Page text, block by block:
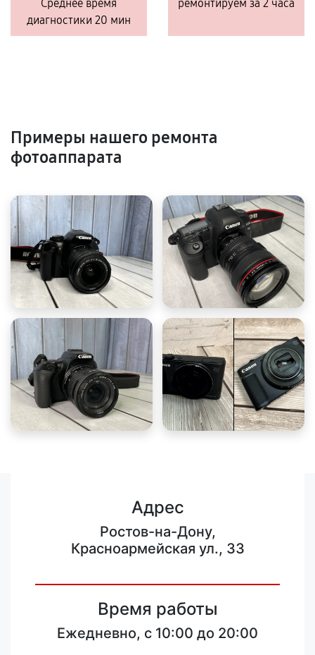
Среднее время
диагностики 20 мин
ремонтируем за 2 часа
Примеры нашего ремонта
фотоаппарата
Адрес
Ростов-на-Дону,
Красноармейская ул., 33
Время работы
Ежедневно, с 10:00 до 20:00